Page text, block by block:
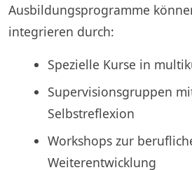
Ausbildungsprogramme
integrieren durch:
Spezielle Kurse in
Supervisionsgruppen
Selbstreflexion
Workshops zur
Weiterentwicklung